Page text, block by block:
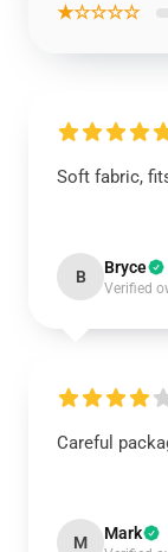
★☆☆☆☆
Soft fabric,
B Bryce
Verified
Careful
M Mark